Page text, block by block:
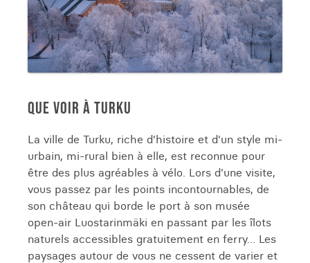
QUE VOIR À TURKU
La ville de Turku, riche d'histoire et d'un style mi-
urbain, mi-rural bien à elle, est reconnue pour
être des plus agréables à vélo. Lors d'une visite,
vous passez par les points incontournables, de
son château qui borde le port à son musée
open-air Luostarinmäki en passant par les îlots
naturels accessibles gratuitement en ferry... Les
paysages autour de vous ne cessent de varier et